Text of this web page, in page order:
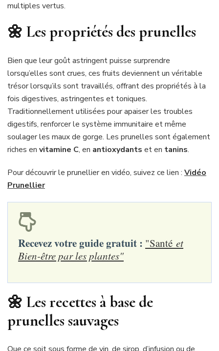
multiples vertus.
🌼 Les propriétés des prunelles
Bien que leur goût astringent puisse surprendre
lorsqu’elles sont crues, ces fruits deviennent un véritable
trésor lorsqu’ils sont travaillés, offrant des propriétés à la
fois digestives, astringentes et toniques.
Traditionnellement utilisées pour apaiser les troubles
digestifs, renforcer le système immunitaire et même
soulager les maux de gorge. Les prunelles sont également
riches en vitamine C, en antioxydants et en tanins.
Pour découvrir le prunellier en vidéo, suivez ce lien : Vidéo
Prunellier
Recevez votre guide gratuit : "Santé et
Bien-être par les plantes"
🌼 Les recettes à base de
prunelles sauvages